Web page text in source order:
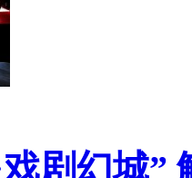
剧幻城”